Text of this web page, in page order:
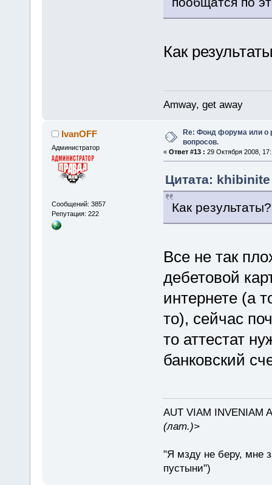
Как
Amway, get away
IvanOFF
Администратор
Сообщений: 3857
Репутация: 222
Re: Фонд форума или о
вопросов.
« Ответ #13 : 29 Октября 2008,
Цитата: khibinite
Как результаты?
Все не так
дебетовой
интернете (а
то), сейчас
то аттестат
банковский
AUT VIAM INVENIAM
(лат.)>
"Я мзду не беру, мне
пустыни")